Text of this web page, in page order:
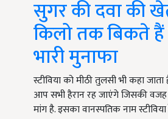
सुगर की दवा की
किलो तक बिकते हैं
भारी मुनाफा
स्टीविया को मीठी तुलसी भी कहा
आप सभी हैरान रह जाएंगे जिसकी
मांग है. इसका वानस्पतिक नाम स्टीविया